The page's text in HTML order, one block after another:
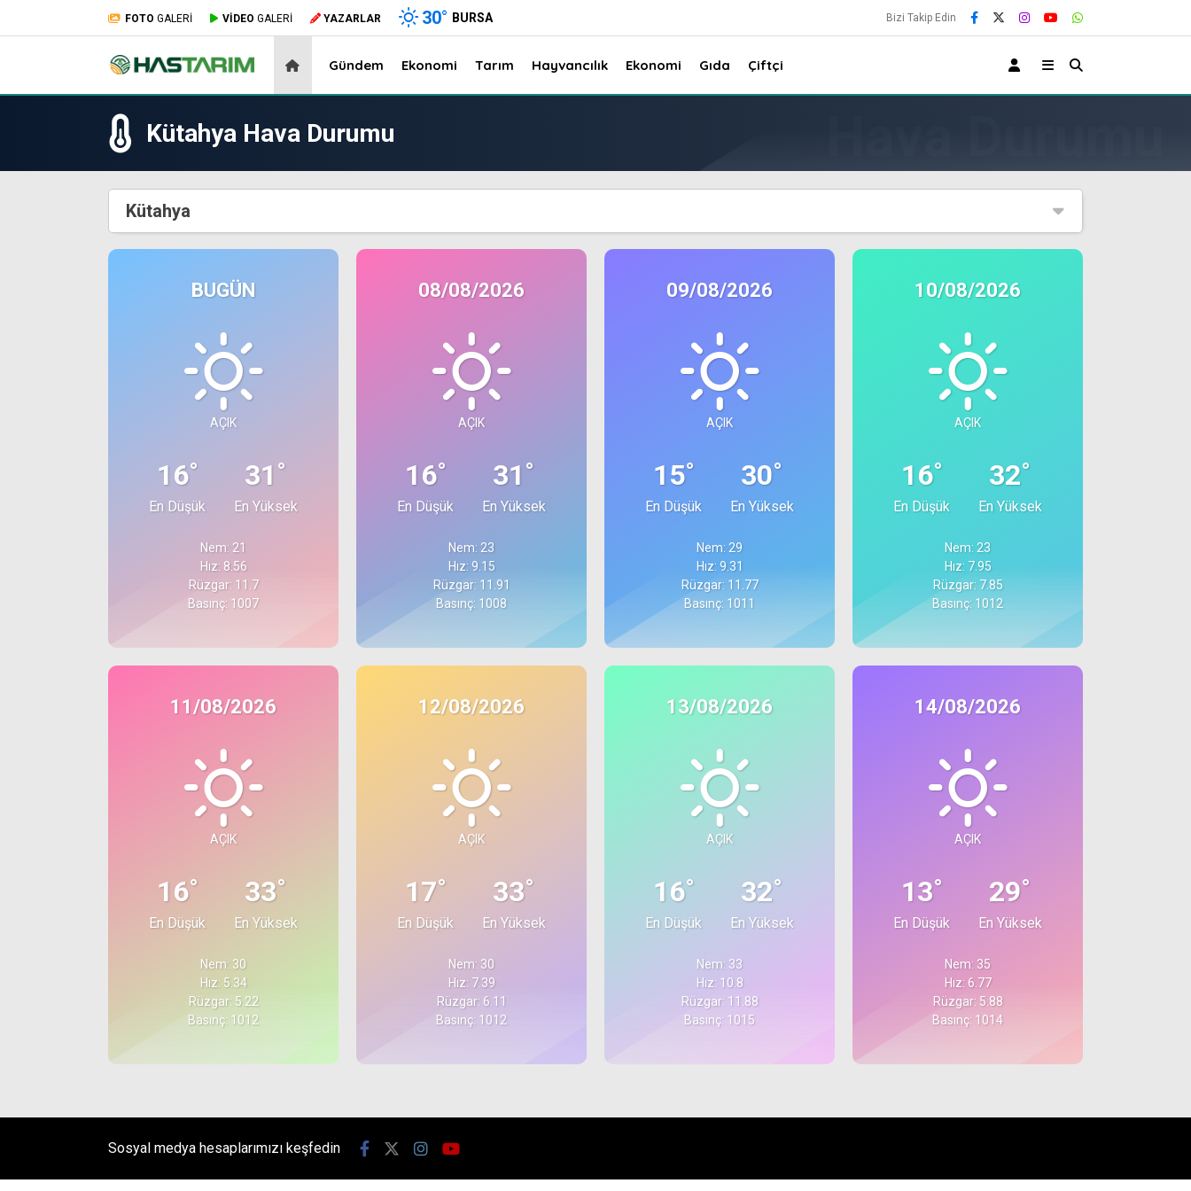
FOTO GALERİ VİDEO GALERİ YAZARLAR 30° BURSA Bizi Takip Edin
Gündem Ekonomi Tarım Hayvancılık Ekonomi Gıda Çiftçi
Kütahya Hava Durumu
Kütahya
BUGÜN
AÇIK
16°
En Düşük
31°
En Yüksek
Nem: 21
Hız: 8.56
Rüzgar: 11.7
Basınç: 1007
08/08/2026
AÇIK
16°
En Düşük
31 °
En Yüksek
Nem: 23
Hız: 9.15
Rüzgar: 11.91
Basınç: 1008
09/08/2026
AÇIK
15°
En Düşük
30°
En Yüksek
Nem: 29
Hız: 9.31
Rüzgar: 11.77
Basınç: 1011
10/08/2026
AÇIK
16°
En Düşük
32°
En Yüksek
Nem: 23
Hız: 7.95
Rüzgar: 7.85
Basınç: 1012
11/08/2026
AÇIK
16°
En Düşük
33°
En Yüksek
Nem: 30
Hız: 5.34
Rüzgar: 5.22
Basınç: 1012
12/08/2026
AÇIK
17°
En Düşük
33°
En Yüksek
Nem: 30
Hız: 7.39
Rüzgar: 6.11
Basınç: 1012
13/08/2026
AÇIK
16°
En Düşük
32°
En Yüksek
Nem: 33
Hız: 10.8
Rüzgar: 11.88
Basınç: 1015
14/08/2026
AÇIK
13°
En Düşük
29°
En Yüksek
Nem: 35
Hız: 6.77
Rüzgar: 5.88
Basınç: 1014
Sosyal medya hesaplarımızı keşfedin